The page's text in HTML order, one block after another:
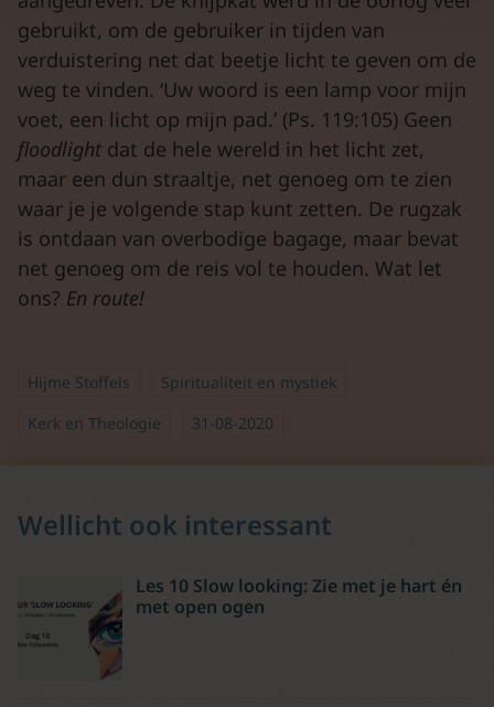
gebruikt, om de gebruiker in tijden van
verduistering net dat beetje licht te geven om de
weg te vinden. ‘Uw woord is een lamp voor mijn
voet, een licht op mijn pad.’ (Ps. 119:105) Geen
floodlight dat de hele wereld in het licht zet,
maar een dun straaltje, net genoeg om te zien
waar je je volgende stap kunt zetten. De rugzak
is ontdaan van overbodige bagage, maar bevat
net genoeg om de reis vol te houden. Wat let
ons? En route!
Hijme Stoffels
Spiritualiteit en mystiek
Kerk en Theologie
31-08-2020
Wellicht ook interessant
Les 10 Slow looking: Zie met je hart én
met open ogen